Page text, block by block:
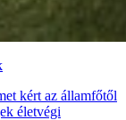
kért az államfőtől
életvégi